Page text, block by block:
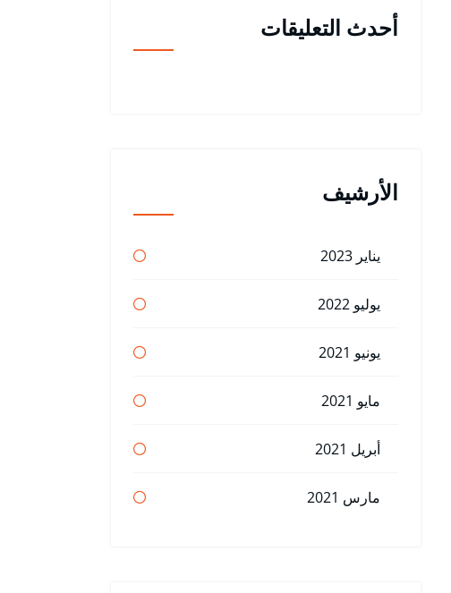
أحدث التعليقات
الأرشيف
يناير 2023
يوليو 2022
يونيو 2021
مايو 2021
أبريل 2021
مارس 2021